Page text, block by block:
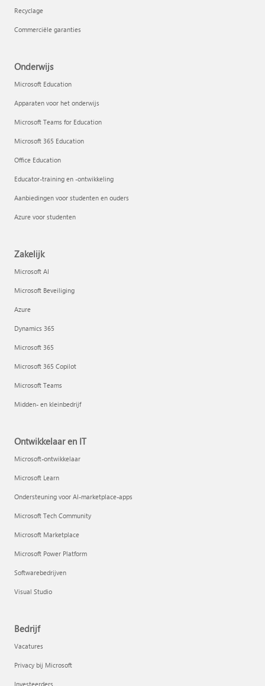
Recyclage
Commerciële garanties
Onderwijs
Microsoft Education
Apparaten voor het onderwijs
Microsoft Teams for Education
Microsoft 365 Education
Office Education
Educator-training en -ontwikkeling
Aanbiedingen voor studenten en ouders
Azure voor studenten
Zakelijk
Microsoft AI
Microsoft Beveiliging
Azure
Dynamics 365
Microsoft 365
Microsoft 365 Copilot
Microsoft Teams
Midden- en kleinbedrijf
Ontwikkelaar en IT
Microsoft-ontwikkelaar
Microsoft Learn
Ondersteuning voor AI-marketplace-apps
Microsoft Tech Community
Microsoft Marketplace
Microsoft Power Platform
Softwarebedrijven
Visual Studio
Bedrijf
Vacatures
Privacy bij Microsoft
Investeerders